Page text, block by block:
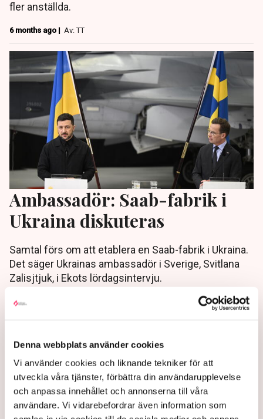
Denna webbplats använder cookies
Vi använder cookies och liknande tekniker för att
utveckla våra tjänster, förbättra din användarupplevelse
och anpassa innehållet och annonserna till våra
användare. Vi vidarebefordrar även information som
fler anställda.
6 months ago | Av: TT
Ambassadör: Saab-fabrik i
Ukraina diskuteras
Samtal förs om att etablera en Saab-fabrik i Ukraina.
Det säger Ukrainas ambassadör i Sverige, Svitlana
Zalisjtjuk, i Ekots lördagsintervju.
9 months ago |